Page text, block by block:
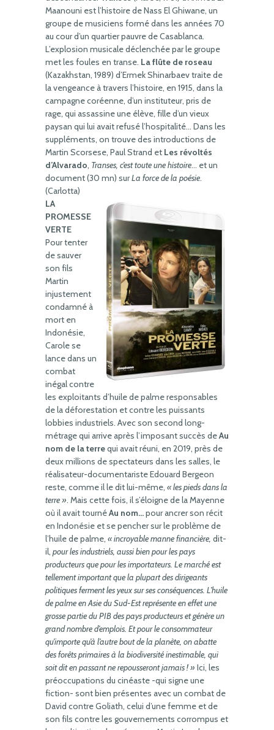
Maanouni est l’histoire de Nass El Ghiwane, un
groupe de musiciens formé dans les années 70
au cour d’un quartier pauvre de Casablanca.
L’explosion musicale déclenchée par le groupe
met les foules en transe. La flûte de roseau
(Kazakhstan, 1989) d’Ermek Shinarbaev traite de
la vengeance à travers l’histoire, en 1915, dans la
campagne coréenne, d’un instituteur, pris de
rage, qui assassine une élève, fille d’un vieux
paysan qui lui avait refusé l’hospitalité… Dans les
suppléments, on trouve des introductions de
Martin Scorsese, Paul Strand et Les révoltés
d’Alvarado, Transes, c’est toute une histoire… et un
document (30 mn) surLa force de la poésie.
(Carlotta)
LA
PROMESSE
VERTE
Pour tenter
de sauver
son fils
Martin
injustement
condamné à
mort en
Indonésie,
Carole se
lance dans un
combat
inégal contre
les exploitants d’huile de palme responsables
de la déforestation et contre les puissants
lobbies industriels. Avec son second long-
métrage qui arrive après l’imposant succès deAu
nom de la terrequi avait réuni, en 2019, près de
deux millions de spectateurs dans les salles, le
réalisateur-documentariste Edouard Bergeon
reste, comme il le dit lui-même, « les pieds dans la
terre ». Mais cette fois, il s’éloigne de la Mayenne
où il avait tournéAu nom…pour ancrer son récit
en Indonésie et se pencher sur le problème de
l’huile de palme, « incroyable manne financière, dit-
il, pour les industriels, aussi bien pour les pays
producteurs que pour les importateurs. Le marché est
tellement important que la plupart des dirigeants
politiques ferment les yeux sur ses conséquences. L’huile
de palme en Asie du Sud-Est représente en effet une
grosse partie du PIB des pays producteurs et génère un
grand nombre d’emplois. Et pour le consommateur
qu’importe qu’à l’autre bout de la planète, on abatte
des forêts primaires à la biodiversité inestimable, qui
soit dit en passant ne repousseront jamais ! » Ici, les
préoccupations du cinéaste -qui signe une
fiction- sont bien présentes avec un combat de
David contre Goliath, celui d’une femme et de
son fils contre les gouvernements corrompus et